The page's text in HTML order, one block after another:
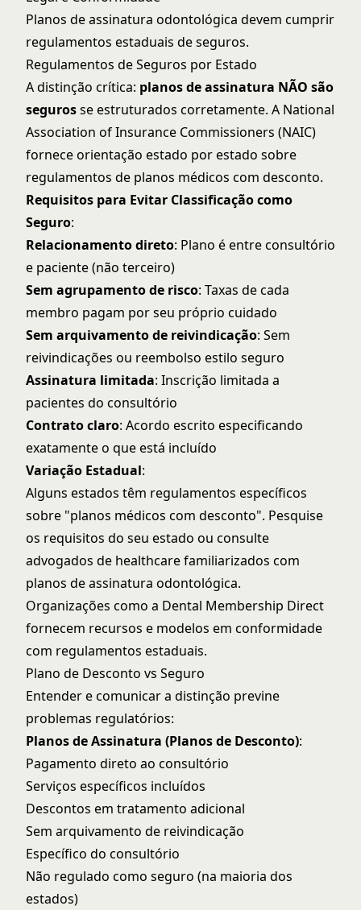
Planos de assinatura odontológica devem cumprir
regulamentos estaduais de seguros.
Regulamentos de Seguros por Estado
A distinção crítica: planos de assinatura NÃO são
segurosse estruturados corretamente. A National
Association of Insurance Commissioners (NAIC)
fornece orientação estado por estado sobre
regulamentos de planos médicos com desconto.
Requisitos para Evitar Classificação como
Seguro:
Relacionamento direto: Plano é entre consultório
e paciente (não terceiro)
Sem agrupamento de risco: Taxas de cada
membro pagam por seu próprio cuidado
Sem arquivamento de reivindicação: Sem
reivindicações ou reembolso estilo seguro
Assinatura limitada: Inscrição limitada a
pacientes do consultório
Contrato claro: Acordo escrito especificando
exatamente o que está incluído
Variação Estadual:
Alguns estados têm regulamentos específicos
sobre "planos médicos com desconto". Pesquise
os requisitos do seu estado ou consulte
advogados de healthcare familiarizados com
planos de assinatura odontológica.
Organizações como a Dental Membership Direct
fornecem recursos e modelos em conformidade
com regulamentos estaduais.
Plano de Desconto vs Seguro
Entender e comunicar a distinção previne
problemas regulatórios:
Planos de Assinatura (Planos de Desconto):
Pagamento direto ao consultório
Serviços específicos incluídos
Descontos em tratamento adicional
Sem arquivamento de reivindicação
Específico do consultório
Não regulado como seguro (na maioria dos
estados)